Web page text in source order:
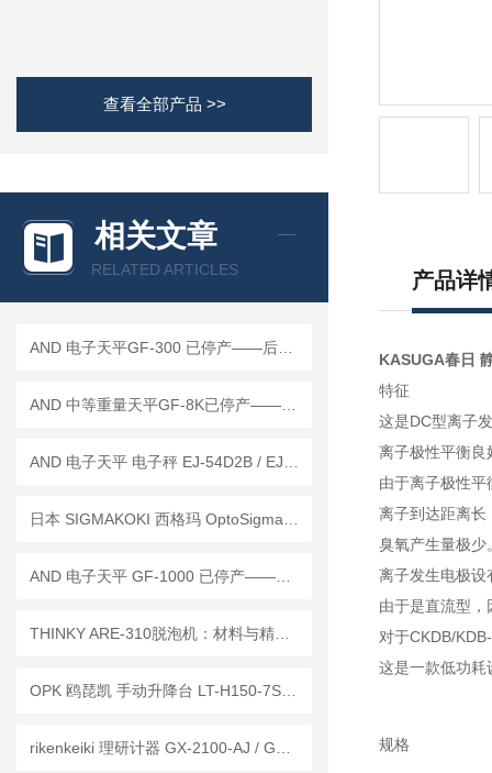
查看全部产品 >>
相关文章
RELATED ARTICLES 产品详
KASUGA春日
特征
这是DC型离子
离子极性平衡良
由于离子极性
离子到达距离长
臭氧产生量极少
离子发生电极设
由于是直流型
对于CKDB/
这是一款低功耗
规格